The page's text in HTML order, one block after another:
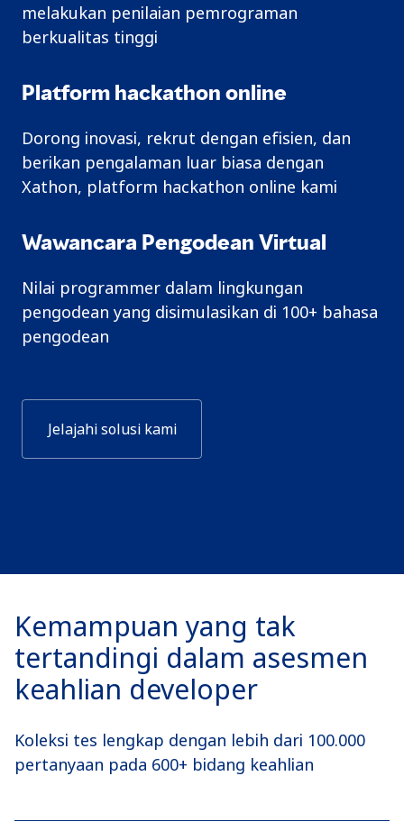
melakukan penilaian pemrograman
berkualitas tinggi
Platform hackathon online
Dorong inovasi, rekrut dengan efisien, dan
berikan pengalaman luar biasa dengan
Xathon, platform hackathon online kami
Wawancara Pengodean Virtual
Nilai programmer dalam lingkungan
pengodean yang disimulasikan di 100+ bahasa
pengodean
Jelajahi solusi kami
Kemampuan yang tak
tertandingi dalam asesmen
keahlian developer
Koleksi tes lengkap dengan lebih dari 100.000
pertanyaan pada 600+ bidang keahlian